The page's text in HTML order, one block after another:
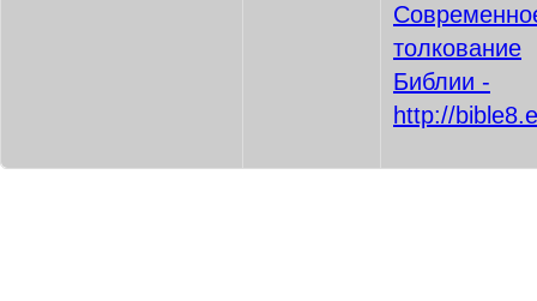
толкование
Библии -
http://